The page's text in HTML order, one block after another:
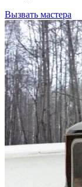
Вызвать мастера